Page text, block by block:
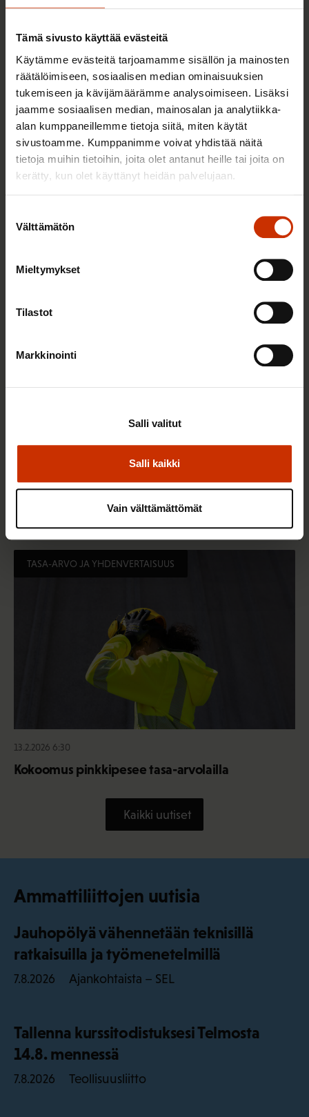
Tämä sivusto käyttää evästeitä
Käytämme evästeitä tarjoamamme sisällön ja mainosten
räätälöimiseen, sosiaalisen median ominaisuuksien
tukemiseen ja kävijämäärämme analysoimiseen. Lisäksi
jaamme sosiaalisen median, mainosalan ja analytiikka-
alan kumppaneillemme tietoja siitä, miten käytät
sivustoamme. Kumppanimme voivat yhdistää näitä
tietoja muihin tietoihin, joita olet antanut heille tai joita on
kerätty, kun olet käyttänyt heidän palvelujaan.
valinta
Välttämätön
Mieltymykset
Tilastot
Markkinointi
Salli kaikki
Salli valitut
Vain välttämättömät
3.6.2026 13:34
juristin vastaukset!
Hallitus heikentää jälleen työntekijöiden
työsuhdeturvaa ja työelämän tasa-arvoa
TASA-ARVO JA YHDENVERTAISUUS
13.2.2026 6:30
Kokoomus pinkkipesee tasa-arvolailla
Kaikki uutiset
Ammattiliittojen uutisia
Jauhopölyä vähennetään teknisillä
ratkaisuilla ja työmenetelmillä
7.8.2026 Ajankohtaista – SEL
Tallenna kurssitodistuksesi Telmosta
14.8. mennessä
7.8.2026 Teollisuusliitto